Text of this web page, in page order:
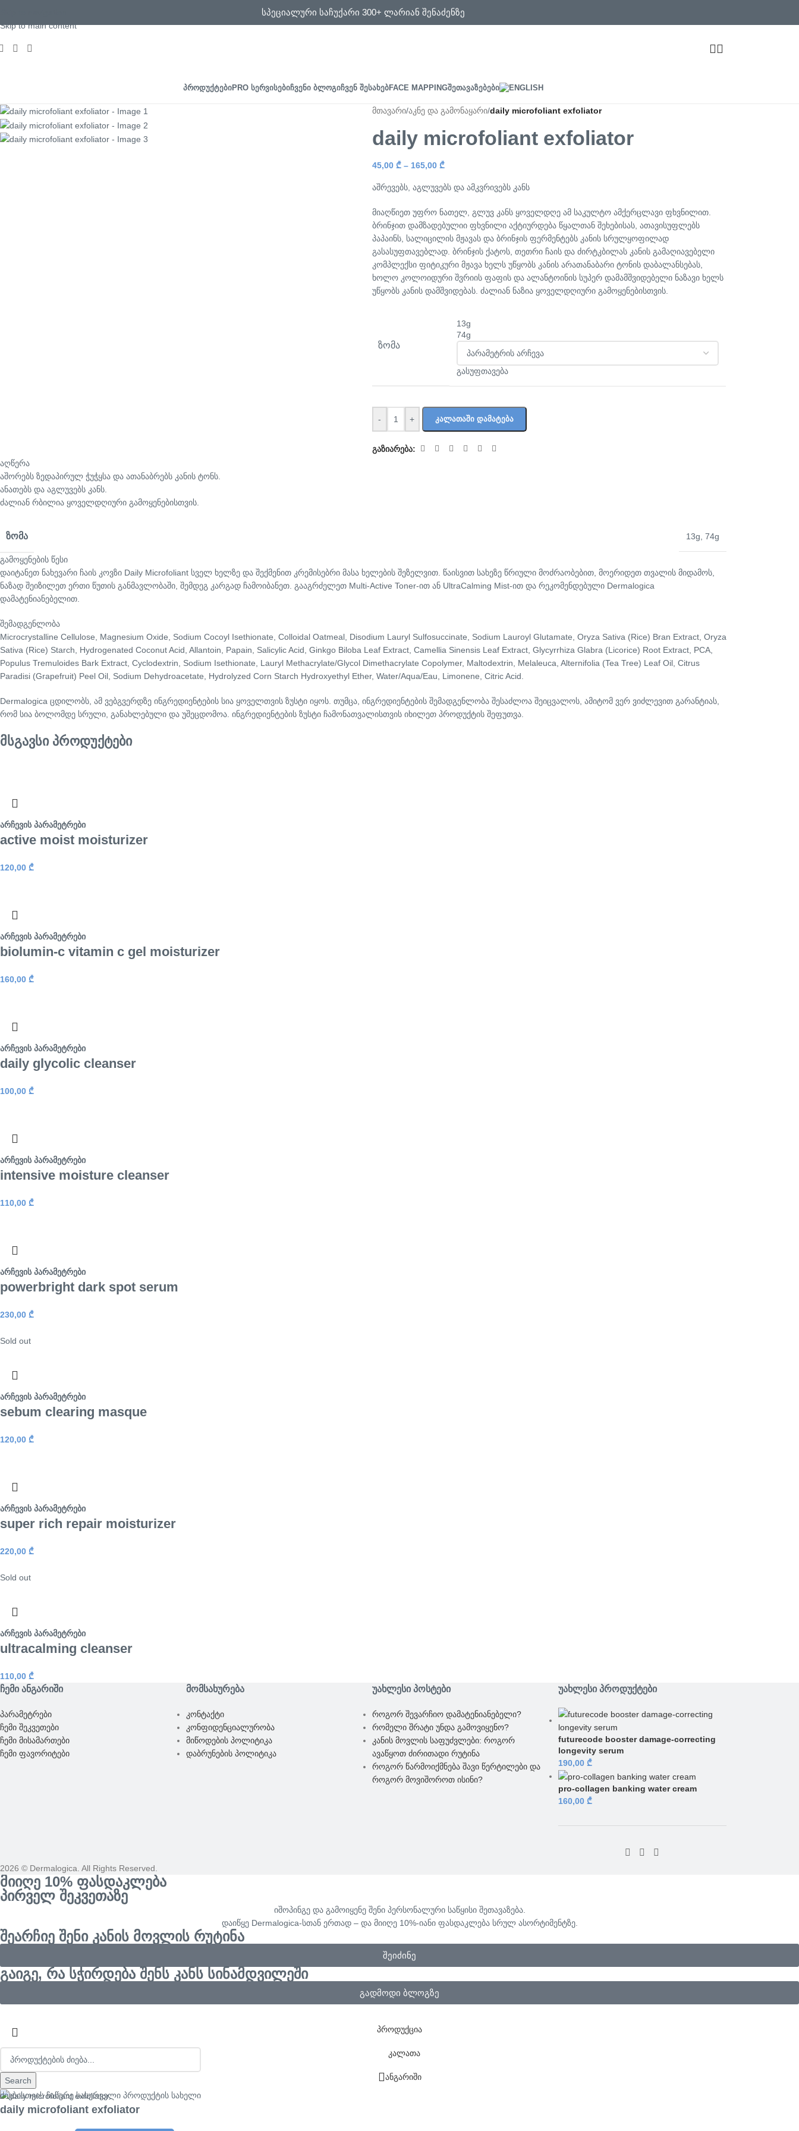
Skip to main content
სპეციალური საჩუქარი 300+ ლარიან შენაძენზე
ᲞᲠᲝᲓᲣᲥᲢᲔᲑᲘPRO ᲡᲔᲠᲕᲘᲡᲔᲑᲘᲩᲕᲔᲜᲘ ᲑᲚᲝᲒᲘᲩᲕᲔᲜ ᲨᲔᲡᲐᲮᲔᲑFACE MAPPINGᲨᲔᲗᲐᲕᲐᲖᲔᲑᲔᲑᲘ
მთავარი/აკნე და გამონაყარი/daily microfoliant exfoliator
daily microfoliant exfoliator
45,00 ₾ – 165,00 ₾
აშრევებს, აგლუვებს და ამკვრივებს კანს
მიაღწიეთ უფრო ნათელ, გლუვ კანს ყოველდღე ამ საკულტო ამქერცლავი ფხვნილით.
ბრინჯით დამზადებულიი ფხვნილი აქტიურდება წყალთან შეხებისას, ათავისუფლებს
პაპაინს, სალიცილის მჟავას და ბრინჯის ფერმენტებს კანის სრულყოფილად
გასასუფთავებლად. ბრინჯის ქატოს, თეთრი ჩაის და ძირტკბილას კანის გამაღიავებელი
კომპლექსი ფიტიკური მჟავა ხელს უწყობს კანის არათანაბარი ტონის დაბალანსებას,
ხოლო კოლოიდური შვრიის ფაფის და ალანტოინის სუპერ დამამშვიდებელი ნაზავი ხელს
უწყობს კანის დამშვიდებას. ძალიან ნაზია ყოველდღიური გამოყენებისთვის.
ᲖᲝᲛᲐ
13g
74g
გასუფთავება
- + ᲙᲐᲚᲐᲗᲐᲨᲘ ᲓᲐᲛᲐᲢᲔᲑᲐ
გაზიარება:
აღწერა
აშორებს ზედაპირულ ჭუჭყსა და ათანაბრებს კანის ტონს.
ანათებს და აგლუვებს კანს.
ძალიან რბილია ყოველდღიური გამოყენებისთვის.
ᲖᲝᲛᲐ 13g 74g
გამოყენების წესი
დაიტანეთ ნახევარი ჩაის კოვზი Daily Microfoliant სველ ხელზე და შექმენით კრემისებრი მასა ხელების შეზელვით. წაისვით სახეზე წრიული მოძრაობებით, მოერიდეთ თვალის მიდამოს,
ნაზად შეიზილეთ ერთი წუთის განმავლობაში, შემდეგ კარგად ჩამოიბანეთ. გააგრძელეთ Multi-Active Toner-ით ან UltraCalming Mist-ით და რეკომენდებული Dermalogica
დამატენიანებელით.
შემადგენლობა
Microcrystalline Cellulose, Magnesium Oxide, Sodium Cocoyl Isethionate, Colloidal Oatmeal, Disodium Lauryl Sulfosuccinate, Sodium Lauroyl Glutamate, Oryza Sativa (Rice) Bran Extract, Oryza
Sativa (Rice) Starch, Hydrogenated Coconut Acid, Allantoin, Papain, Salicylic Acid, Ginkgo Biloba Leaf Extract, Camellia Sinensis Leaf Extract, Glycyrrhiza Glabra (Licorice) Root Extract, PCA,
Populus Tremuloides Bark Extract, Cyclodextrin, Sodium Isethionate, Lauryl Methacrylate/Glycol Dimethacrylate Copolymer, Maltodextrin, Melaleuca, Alternifolia (Tea Tree) Leaf Oil, Citrus
Paradisi (Grapefruit) Peel Oil, Sodium Dehydroacetate, Hydrolyzed Corn Starch Hydroxyethyl Ether, Water/Aqua/Eau, Limonene, Citric Acid.
Dermalogica ცდილობს, ამ ვებგვერდზე ინგრედიენტების სია ყოველთვის ზუსტი იყოს. თუმცა, ინგრედიენტების შემადგენლობა შესაძლოა შეიცვალოს, ამიტომ ვერ ვიძლევით გარანტიას,
რომ სია ბოლომდე სრული, განახლებული და უშეცდომოა. ინგრედიენტების ზუსტი ჩამონათვალისთვის იხილეთ პროდუქტის შეფუთვა.
მსგავსი პროდუქტები
არჩევის პარამეტრები
active moist moisturizer
120,00 ₾
არჩევის პარამეტრები
biolumin-c vitamin c gel moisturizer
160,00 ₾
არჩევის პარამეტრები
daily glycolic cleanser
100,00 ₾
არჩევის პარამეტრები
intensive moisture cleanser
110,00 ₾
არჩევის პარამეტრები
powerbright dark spot serum
230,00 ₾
Sold out
არჩევის პარამეტრები
sebum clearing masque
120,00 ₾
არჩევის პარამეტრები
super rich repair moisturizer
220,00 ₾
Sold out
არჩევის პარამეტრები
ultracalming cleanser
110,00 ₾
ᲩᲔᲛᲘ ᲐᲜᲒᲐᲠᲘᲨᲘ
პარამეტრები
ჩემი შეკვეთები
ჩემი მისამართები
ჩემი ფავორიტები
ᲛᲝᲛᲡᲐᲮᲣᲠᲔᲑᲐ
კონტაქტი
კონფიდენციალურობა
მიწოდების პოლიტიკა
დაბრუნების პოლიტიკა
ᲣᲐᲮᲚᲔᲡᲘ ᲞᲝᲡᲢᲔᲑᲘ
როგორ შევარჩიო დამატენიანებელი?
რომელი შრატი უნდა გამოვიყენო?
კანის მოვლის საფუძვლები: როგორ
ავაწყოთ ძირითადი რუტინა
როგორ წარმოიქმნება შავი წერტილები და
როგორ მოვიშოროთ ისინი?
ᲣᲐᲮᲚᲔᲡᲘ ᲞᲠᲝᲓᲣᲥᲢᲔᲑᲘ
futurecode booster damage-correcting
longevity serum
190,00 ₾
pro-collagen banking water cream
160,00 ₾
2026 © Dermalogica. All Rights Reserved.
მიიღე 10% ფასდაკლება
პირველ შეკვეთაზე
იშოპინგე და გამოიყენე შენი პერსონალური საწყისი შეთავაზება.
დაიწყე Dermalogica-სთან ერთად – და მიიღე 10%-იანი ფასდაკლება სრულ ასორტიმენტზე.
შეარჩიე შენი კანის მოვლის რუტინა
შეიძინე
გაიგე, რა სჭირდება შენს კანს სინამდვილეში
გადმოდი ბლოგზე
Search
ძიებისთვის ჩაწერე სასურველი პროდუქტის სახელი
პროდუქცია
კალათა
ანგარიში
daily microfoliant exfoliator